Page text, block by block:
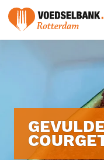
Feest of verjaardag
Vacatures
Vacatures
Vacatures kantoor
Hulpverlener
Hulp geven!